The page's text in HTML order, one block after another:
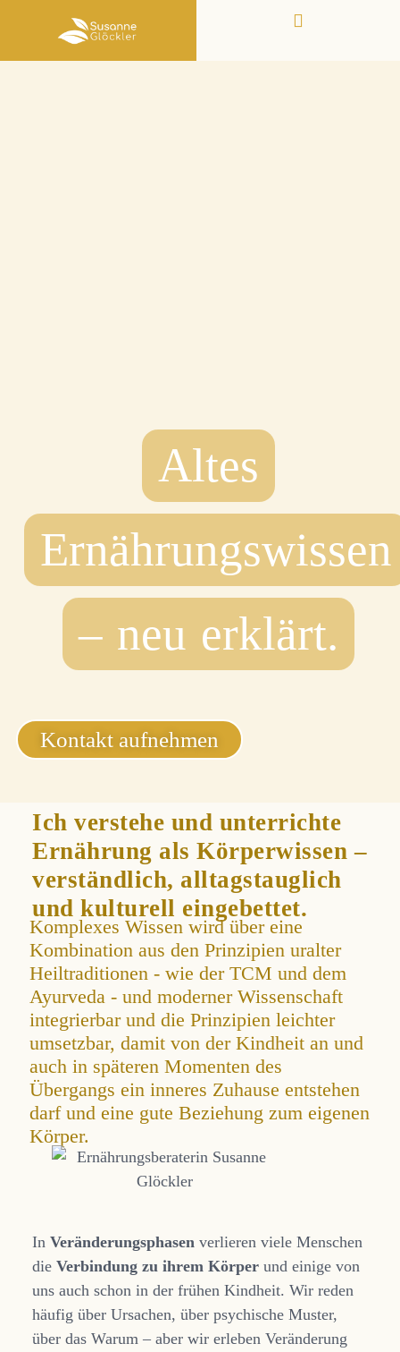
Altes
Ernährungswissen
– neu erklärt.
Kontakt aufnehmen
Ich verstehe und unterrichte
Ernährung als Körperwissen –
verständlich, alltagstauglich
und kulturell eingebettet.
Komplexes Wissen wird über eine
Kombination aus den Prinzipien uralter
Heiltraditionen - wie der TCM und dem
Ayurveda - und moderner Wissenschaft
integrierbar und die Prinzipien leichter
umsetzbar, damit von der Kindheit an und
auch in späteren Momenten des
Übergangs ein inneres Zuhause entstehen
darf und eine gute Beziehung zum eigenen
Körper.
In Veränderungsphasen verlieren viele Menschen
die Verbindung zu ihrem Körper und einige von
uns auch schon in der frühen Kindheit. Wir reden
häufig über Ursachen, über psychische Muster,
über das Warum – aber wir erleben Veränderung